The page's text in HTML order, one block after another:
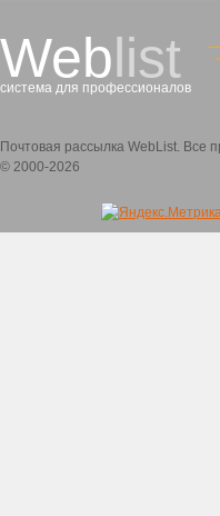
Weblist
система для профессионалов
Почтовая рассылка WebList. Все
© 2000-2026